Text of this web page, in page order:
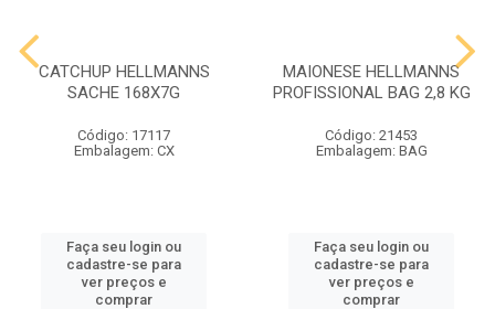
CATCHUP HELLMANNS
SACHE 168X7G
Código: 17117
Embalagem: CX
Faça seu login ou
cadastre-se para
ver preços e
comprar
MAIONESE HELLMANNS
PROFISSIONAL BAG 2,8 KG
Código: 21453
Embalagem: BAG
Faça seu login ou
cadastre-se para
ver preços e
comprar